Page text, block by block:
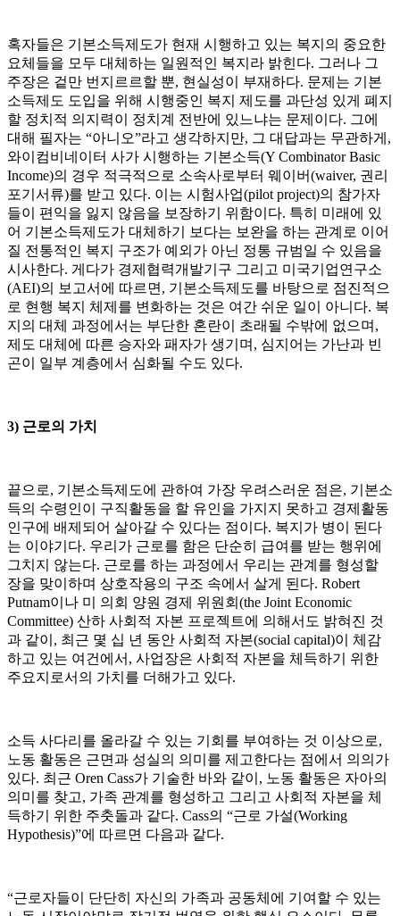
혹자들은 기본소득제도가 현재 시행하고 있는 복지의 중요한
요체들을 모두 대체하는 일원적인 복지라 밝힌다. 그러나 그
주장은 겉만 번지르르할 뿐, 현실성이 부재하다. 문제는 기본
소득제도 도입을 위해 시행중인 복지 제도를 과단성 있게 폐지
할 정치적 의지력이 정치계 전반에 있느냐는 문제이다. 그에
대해 필자는 “아니오”라고 생각하지만, 그 대답과는 무관하게,
와이컴비네이터 사가 시행하는 기본소득(Y Combinator Basic
Income)의 경우 적극적으로 소속사로부터 웨이버(waiver, 권리
포기서류)를 받고 있다. 이는 시험사업(pilot project)의 참가자
들이 편익을 잃지 않음을 보장하기 위함이다. 특히 미래에 있
어 기본소득제도가 대체하기 보다는 보완을 하는 관계로 이어
질 전통적인 복지 구조가 예외가 아닌 정통 규범일 수 있음을
시사한다. 게다가 경제협력개발기구 그리고 미국기업연구소
(AEI)의 보고서에 따르면, 기본소득제도를 바탕으로 점진적으
로 현행 복지 체제를 변화하는 것은 여간 쉬운 일이 아니다. 복
지의 대체 과정에서는 부단한 혼란이 초래될 수밖에 없으며,
제도 대체에 따른 승자와 패자가 생기며, 심지어는 가난과 빈
곤이 일부 계층에서 심화될 수도 있다.
3) 근로의 가치
끝으로, 기본소득제도에 관하여 가장 우려스러운 점은, 기본소
득의 수령인이 구직활동을 할 유인을 가지지 못하고 경제활동
인구에 배제되어 살아갈 수 있다는 점이다. 복지가 병이 된다
는 이야기다. 우리가 근로를 함은 단순히 급여를 받는 행위에
그치지 않는다. 근로를 하는 과정에서 우리는 관계를 형성할
장을 맞이하며 상호작용의 구조 속에서 살게 된다. Robert
Putnam이나 미 의회 양원 경제 위원회(the Joint Economic
Committee) 산하 사회적 자본 프로젝트에 의해서도 밝혀진 것
과 같이, 최근 몇 십 년 동안 사회적 자본(social capital)이 체감
하고 있는 여건에서, 사업장은 사회적 자본을 체득하기 위한
주요지로서의 가치를 더해가고 있다.
소득 사다리를 올라갈 수 있는 기회를 부여하는 것 이상으로,
노동 활동은 근면과 성실의 의미를 제고한다는 점에서 의의가
있다. 최근 Oren Cass가 기술한 바와 같이, 노동 활동은 자아의
의미를 찾고, 가족 관계를 형성하고 그리고 사회적 자본을 체
득하기 위한 주춧돌과 같다. Cass의 “근로 가설(Working
Hypothesis)”에 따르면 다음과 같다.
“근로자들이 단단히 자신의 가족과 공동체에 기여할 수 있는